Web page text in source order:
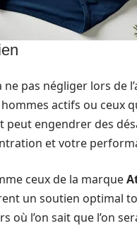
pas négliger lors de
actifs ou ceux
engendrer des
et votre
ceux de la marque
un soutien optimal
où l’on sait que l’on